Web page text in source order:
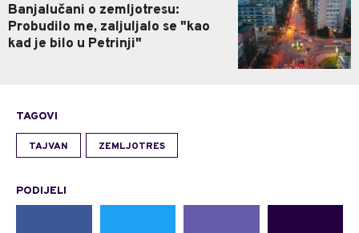
Banjalučani o zemljotresu:
Probudilo me, zaljuljalo se "kao
kad je bilo u Petrinji"
TAGOVI
TAJVAN ZEMLJOTRES
PODIJELI